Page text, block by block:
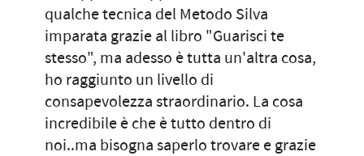
qualche tecnica del Metodo Silva
imparata grazie al libro "Guarisci te
stesso", ma adesso è tutta un'altra cosa,
ho raggiunto un livello di
consapevolezza straordinario. La cosa
incredibile è che è tutto dentro di
noi..ma bisogna saperlo trovare e grazie